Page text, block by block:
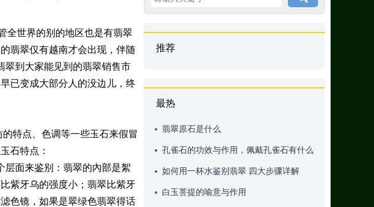
全世界的别的地区也是有翡翠
翡翠仅有越南才会出现，伴随
翠到大家能见到的翡翠销售市
已变成大部分人的没边儿，终
特点、色调等一些玉石来假冒
石特点：
层面来鉴别：翡翠的內部是絮
紫牙乌的强度小；翡翠比紫牙
色镜，如果是翠绿色翡翠得话
推荐
最热
翡翠原石是什么
孔雀石的功效与作用，佩戴孔雀石有什么
好处
如何用一杯水鉴别翡翠 四大步骤详解
白玉菩提的喻意与作用